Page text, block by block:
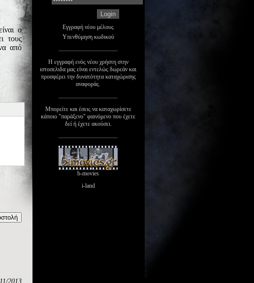
ο
τους
από
2013
Εγγραφή νέου μέλους
Υπενθύμηση κωδικού
Η εγγραφή ενός νέου χρήστη στην
ιστοσελιδα μας είναι εντελώς δωρεάν και
προσφέρει την δυνατότητα καταχώρισης
αναφοράς.
Μπορείτε και έσεις να καταχωρίσετε
κάποιο "παράξενο" φαινόμενο που έχετε
δεί ή έχετε ακούσει.
b-movies
i-land